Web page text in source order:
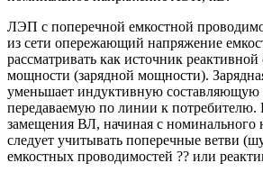
ЛЭП с поперечной емкостной
из сети опережающий напряжение
рассматривать как источник
мощности (зарядной мощности).
уменьшает индуктивную составляющую
передаваемую по линии к потребителю.
замещения ВЛ, начиная с номинального
следует учитывать поперечные ветви
емкостных проводимостей ?? или